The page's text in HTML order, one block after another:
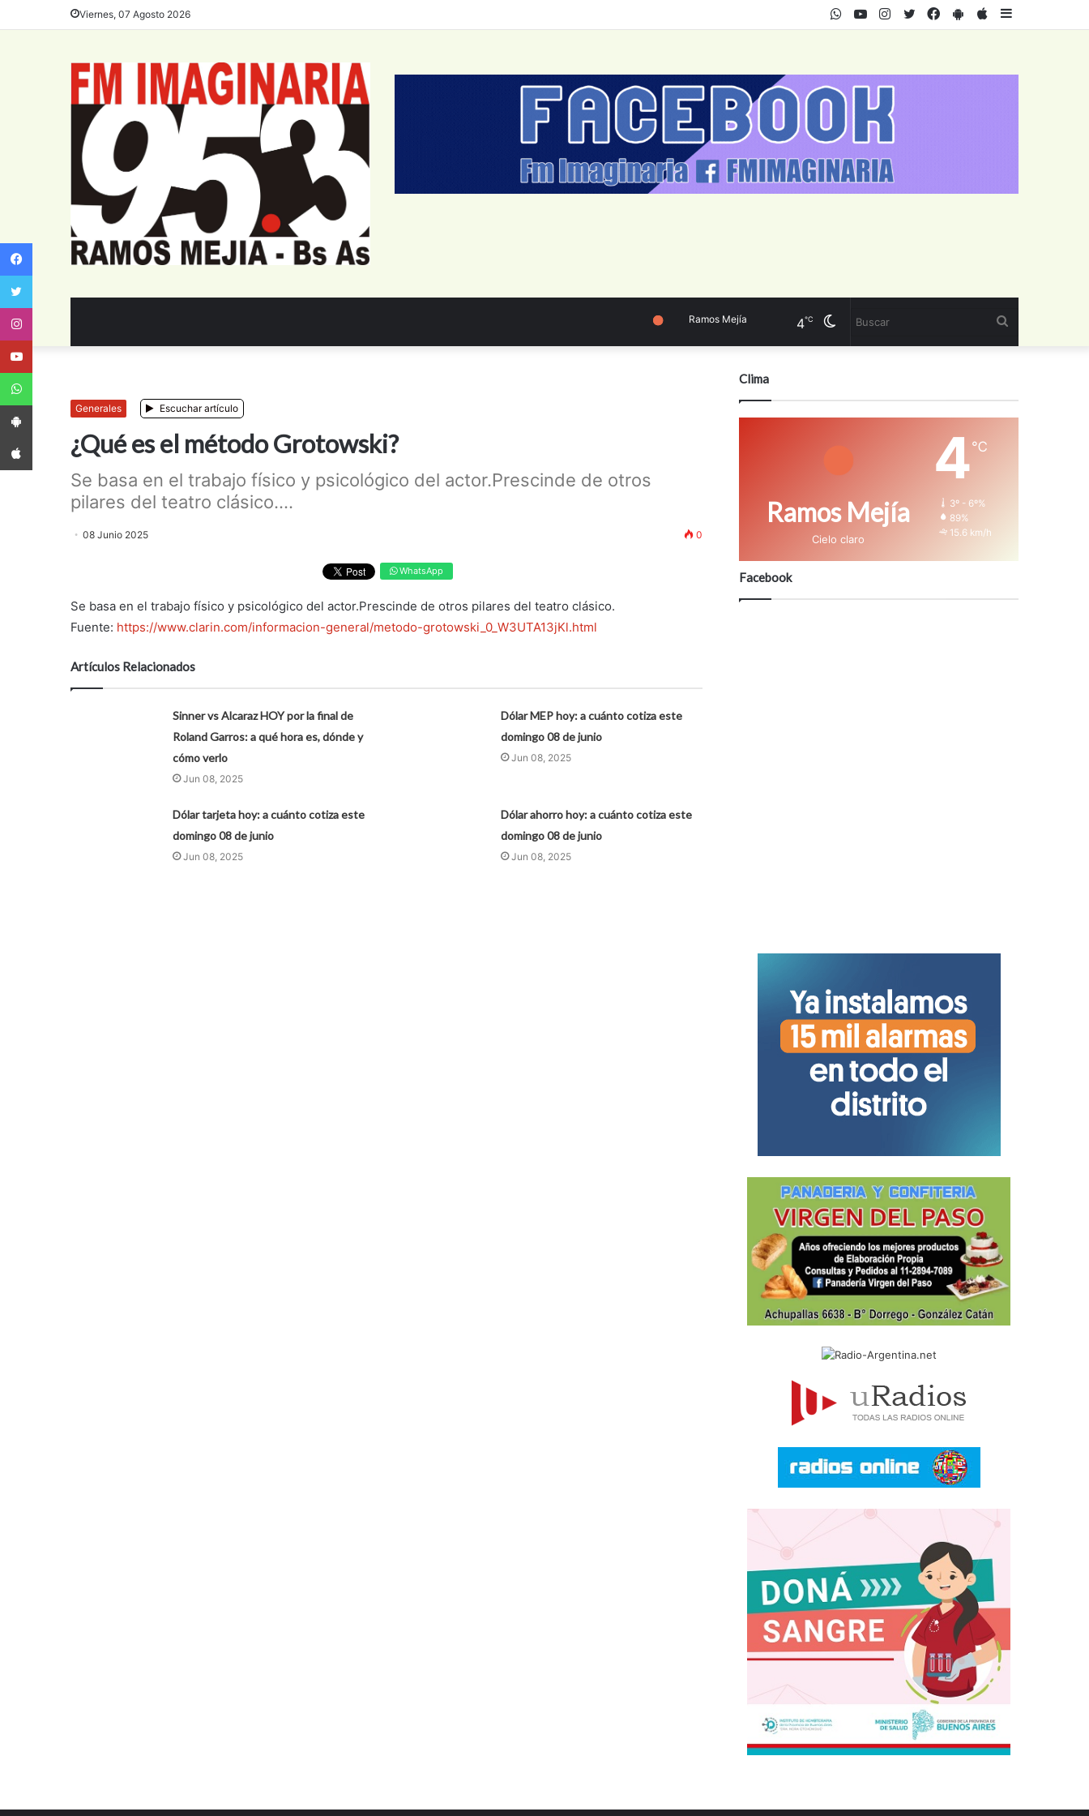
Viernes, 07 Agosto 2026 AppStore
PlayStore
Facebook
Twitter
Instagram
Youtube
WhatsApp
Cambiar
Ramos Mejía 4℃
Generales Escuchar artículo
¿Qué es el método Grotowski?
Se basa en el trabajo físico y psicológico del actor.Prescinde de otros
pilares del teatro clásico....
08 Junio 2025 0
WhatsApp
Se basa en el trabajo físico y psicológico del actor.Prescinde de otros pilares del teatro clásico.
Fuente: https://www.clarin.com/informacion-general/metodo-grotowski_0_W3UTA13jKl.html
Artículos Relacionados
Sinner vs Alcaraz HOY por la final de
Roland Garros: a qué hora es, dónde y
cómo verlo
Jun 08, 2025
Dólar MEP hoy: a cuánto cotiza este
domingo 08 de junio
Jun 08, 2025
Dólar tarjeta hoy: a cuánto cotiza este
domingo 08 de junio
Jun 08, 2025
Dólar ahorro hoy: a cuánto cotiza este
domingo 08 de junio
Jun 08, 2025
Clima
Ramos Mejía
Cielo claro
4℃
3º - 6º%
89%
15.6 km/h
Facebook
Facebook
App Android